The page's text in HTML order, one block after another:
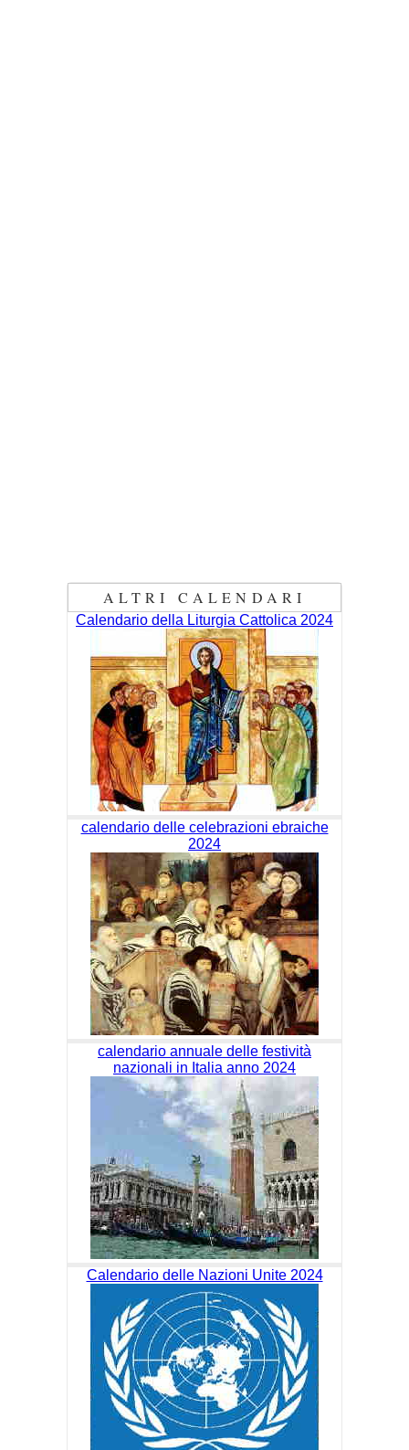
ALTRI CALENDARI
Calendario della Liturgia Cattolica 2024
calendario delle celebrazioni ebraiche
2024
calendario annuale delle festività
nazionali in Italia anno 2024
Calendario delle Nazioni Unite 2024